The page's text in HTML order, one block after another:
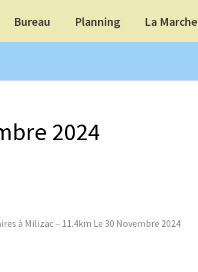
Bureau Planning La Marche
2024
à Milizac – 11.4km Le 30 Novembre 2024